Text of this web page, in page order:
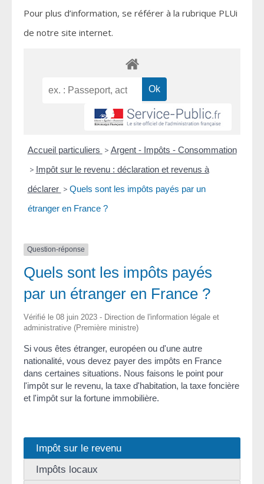
Pour plus d’information, se référer à la rubrique PLUi
de notre site internet.
Accueil particuliers > Argent - Impôts - Consommation
> Impôt sur le revenu : déclaration et revenus à
déclarer > Quels sont les impôts payés par un
étranger en France ?
Question-réponse
Quels sont les impôts payés
par un étranger en France ?
Vérifié le 08 juin 2023 - Direction de l'information légale et
administrative (Première ministre)
Si vous êtes étranger, européen ou d'une autre
nationalité, vous devez payer des impôts en France
dans certaines situations. Nous faisons le point pour
l'impôt sur le revenu, la taxe d'habitation, la taxe foncière
et l'impôt sur la fortune immobilière.
Impôt sur le revenu
Impôts locaux